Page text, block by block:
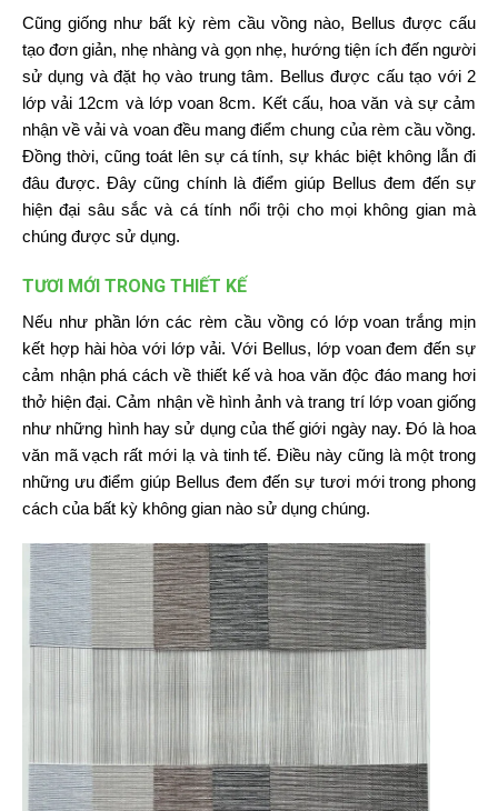
Cũng giống như bất kỳ rèm cầu vồng nào, Bellus được cấu
tạo đơn giản, nhẹ nhàng và gọn nhẹ, hướng tiện ích đến người
sử dụng và đặt họ vào trung tâm. Bellus được cấu tạo với 2
lớp vải 12cm và lớp voan 8cm. Kết cấu, hoa văn và sự cảm
nhận về vải và voan đều mang điểm chung của rèm cầu vồng.
Đồng thời, cũng toát lên sự cá tính, sự khác biệt không lẫn đi
đâu được. Đây cũng chính là điểm giúp Bellus đem đến sự
hiện đại sâu sắc và cá tính nổi trội cho mọi không gian mà
chúng được sử dụng.
TƯƠI MỚI TRONG THIẾT KẾ
Nếu như phần lớn các rèm cầu vồng có lớp voan trắng mịn
kết hợp hài hòa với lớp vải. Với Bellus, lớp voan đem đến sự
cảm nhận phá cách về thiết kế và hoa văn độc đáo mang hơi
thở hiện đại. Cảm nhận về hình ảnh và trang trí lớp voan giống
như những hình hay sử dụng của thế giới ngày nay. Đó là hoa
văn mã vạch rất mới lạ và tinh tế. Điều này cũng là một trong
những ưu điểm giúp Bellus đem đến sự tươi mới trong phong
cách của bất kỳ không gian nào sử dụng chúng.